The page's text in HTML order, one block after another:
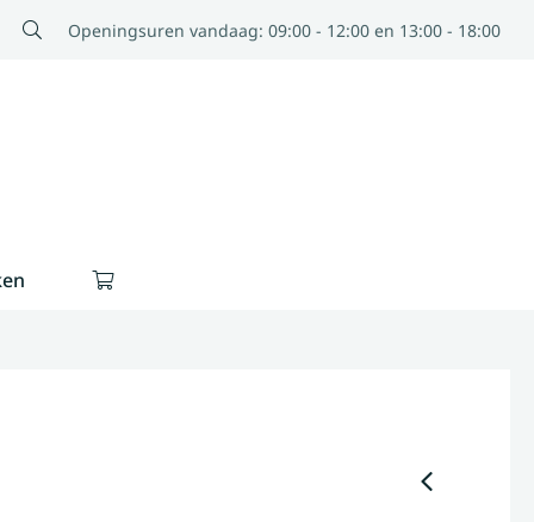
Openingsuren vandaag: 09:00 - 12:00 en 13:00 - 18:00